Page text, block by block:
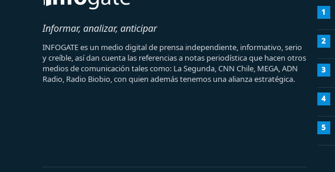
Informar, analizar, anticipar
INFOGATE es un medio digital de prensa independiente, informativo, serio
y creíble, así dan cuenta las referencias a notas periodística que hacen otros
medios de comunicación tales como: La Segunda, CNN Chile, MEGA, ADN
Radio, Radio Biobio, con quien además tenemos una alianza estratégica.
1
2
3
4
5